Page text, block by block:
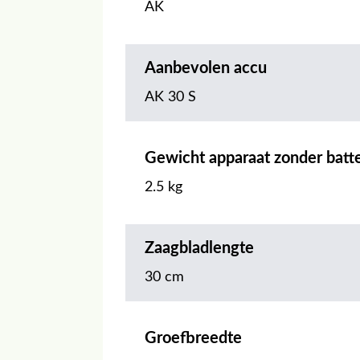
AK
Aanbevolen accu
AK 30 S
Gewicht apparaat zonder
2.5 kg
Zaagbladlengte
30 cm
Groefbreedte